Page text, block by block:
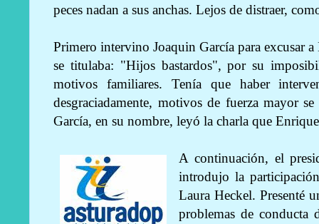
peces nadan a sus anchas. Lejos de distraer,
Primero intervino Joaquin García para excusar
se titulaba: "Hijos bastardos", por su
motivos familiares. Tenía que haber
desgraciadamente, motivos de fuerza mayor
García, en su nombre, leyó la charla que
A continuación, el
introdujo la
Laura Heckel. Presenté
problemas de conducta